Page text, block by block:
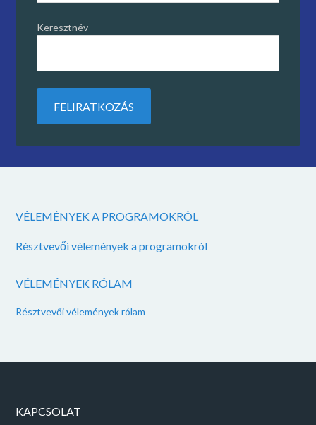
Keresztnév
VÉLEMÉNYEK A PROGRAMOKRÓL
Résztvevői vélemények a programokról
VÉLEMÉNYEK RÓLAM
Résztvevői vélemények rólam
KAPCSOLAT